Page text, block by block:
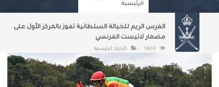
الرئيسية
الفرس الريم للخيالة السلطانية تفوز بالمركز الأول على
مضمار لاتيست الفرنسي
1403 الأخبار الرئيسية